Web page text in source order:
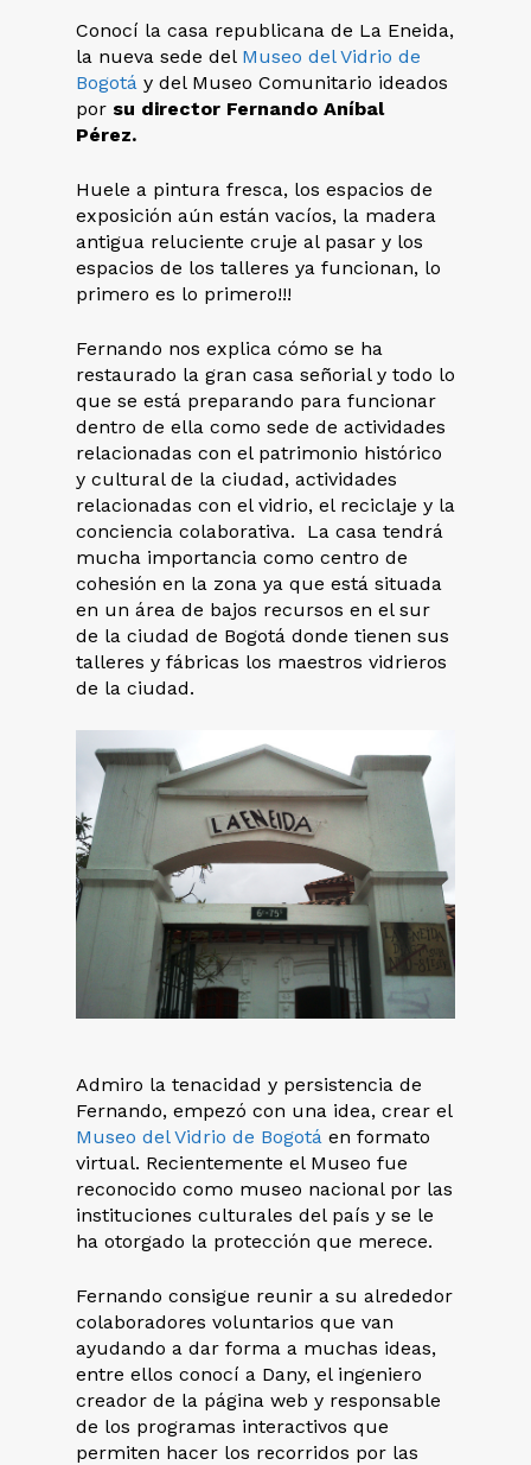
Conocí la casa republicana de La Eneida,
la nueva sede del Museo del Vidrio de
Bogotá y del Museo Comunitario ideados
por su director Fernando Aníbal
Pérez.
Huele a pintura fresca, los espacios de
exposición aún están vacíos, la madera
antigua reluciente cruje al pasar y los
espacios de los talleres ya funcionan, lo
primero es lo primero!!!
Fernando nos explica cómo se ha
restaurado la gran casa señorial y todo lo
que se está preparando para funcionar
dentro de ella como sede de actividades
relacionadas con el patrimonio histórico
y cultural de la ciudad, actividades
relacionadas con el vidrio, el reciclaje y la
conciencia colaborativa. La casa tendrá
mucha importancia como centro de
cohesión en la zona ya que está situada
en un área de bajos recursos en el sur
de la ciudad de Bogotá donde tienen sus
talleres y fábricas los maestros vidrieros
de la ciudad.
Admiro la tenacidad y persistencia de
Fernando, empezó con una idea, crear el
Museo del Vidrio de Bogotá en formato
virtual. Recientemente el Museo fue
reconocido como museo nacional por las
instituciones culturales del país y se le
ha otorgado la protección que merece.
Fernando consigue reunir a su alrededor
colaboradores voluntarios que van
ayudando a dar forma a muchas ideas,
entre ellos conocí a Dany, el ingeniero
creador de la página web y responsable
de los programas interactivos que
permiten hacer los recorridos por las